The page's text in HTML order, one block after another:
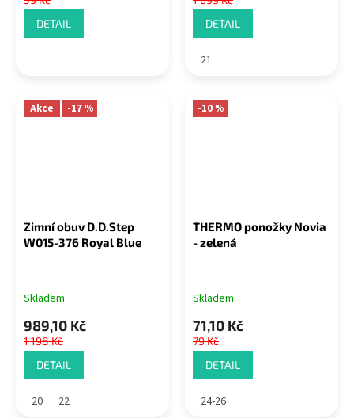
DETAIL
DETAIL
21
Akce -17 %
Zimní obuv D.D.Step
W015-376 Royal Blue
Skladem
989,10 Kč
1 198 Kč
DETAIL
20 22
-10 %
THERMO ponožky Novia
- zelená
Skladem
71,10 Kč
79 Kč
DETAIL
24-26